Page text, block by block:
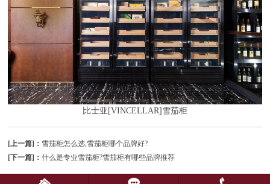
比士亚[VINCELLAR]雪茄柜
[上一篇]： 雪茄柜怎么选,雪茄柜哪个品牌好?
[下一篇]： 什么是专业雪茄柜?雪茄柜有哪些品牌推荐